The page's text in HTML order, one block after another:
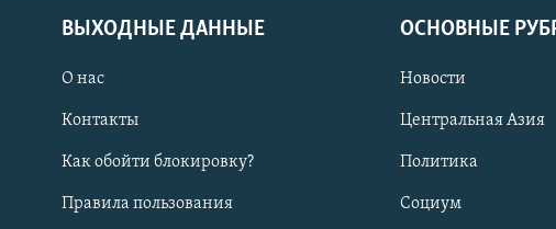
ВЫХОДНЫЕ ДАННЫЕ
О нас
Контакты
Как обойти блокировку?
Правила пользования
ОСНОВНЫЕ
Новости
Центральная Азия
Политика
Социум